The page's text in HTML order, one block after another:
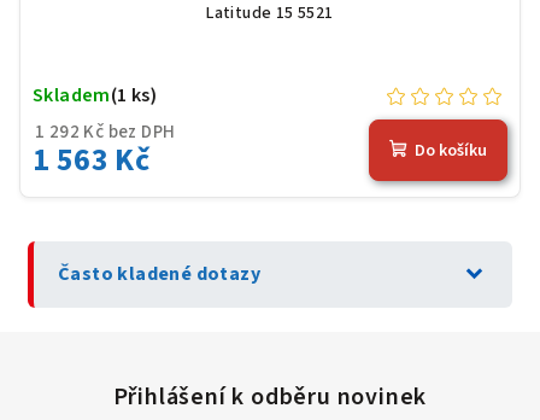
Latitude 15 5521
1 292 Kč bez DPH
1 563 Kč
Skladem(1 ks)
Do košíku
Často kladené dotazy expand_more